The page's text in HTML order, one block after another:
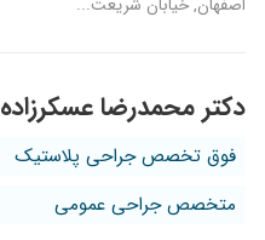
اصفهان, خیابان شریعت...
دکتر محمدرضا عسکرزاده
فوق تخصص جراحی پلاستیک
متخصص جراحی عمومی